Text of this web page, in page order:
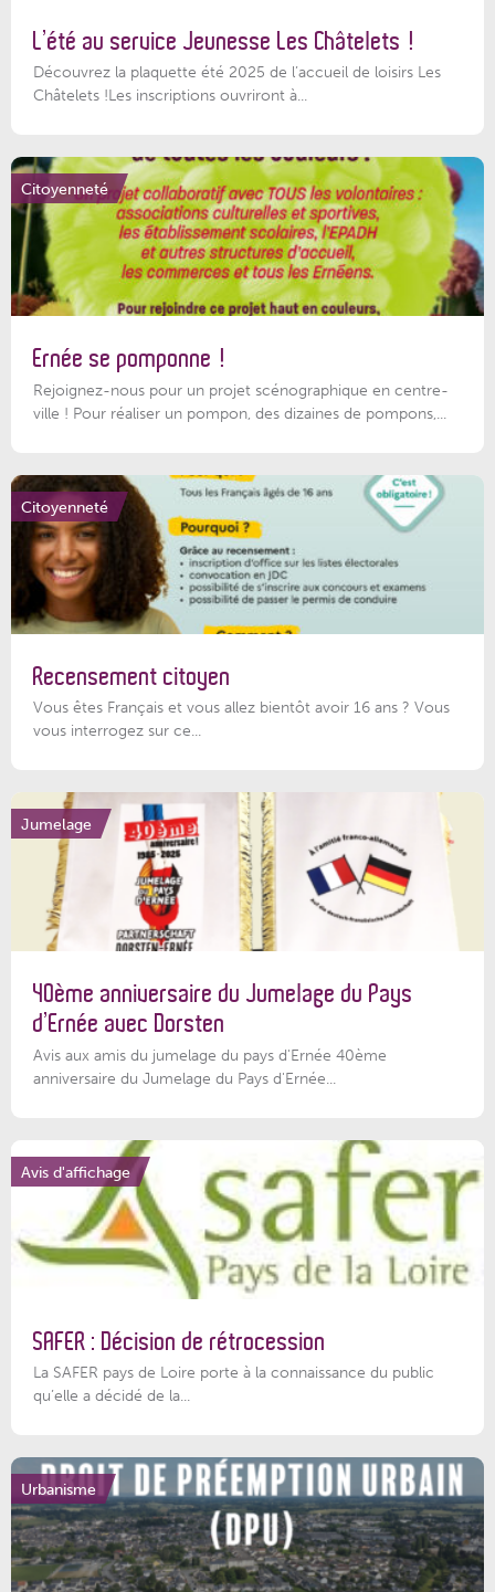
L’été au service Jeunesse Les Châtelets !
Découvrez la plaquette été 2025 de l’accueil de loisirs Les
Châtelets !Les inscriptions ouvriront à...
Citoyenneté
Ernée se pomponne !
Rejoignez-nous pour un projet scénographique en centre-
ville ! Pour réaliser un pompon, des dizaines de pompons,...
Citoyenneté
Recensement citoyen
Vous êtes Français et vous allez bientôt avoir 16 ans ? Vous
vous interrogez sur ce...
Jumelage
40ème anniversaire du Jumelage du Pays
d’Ernée avec Dorsten
Avis aux amis du jumelage du pays d'Ernée 40ème
anniversaire du Jumelage du Pays d'Ernée...
Avis d'affichage
SAFER : Décision de rétrocession
La SAFER pays de Loire porte à la connaissance du public
qu’elle a décidé de la...
Urbanisme